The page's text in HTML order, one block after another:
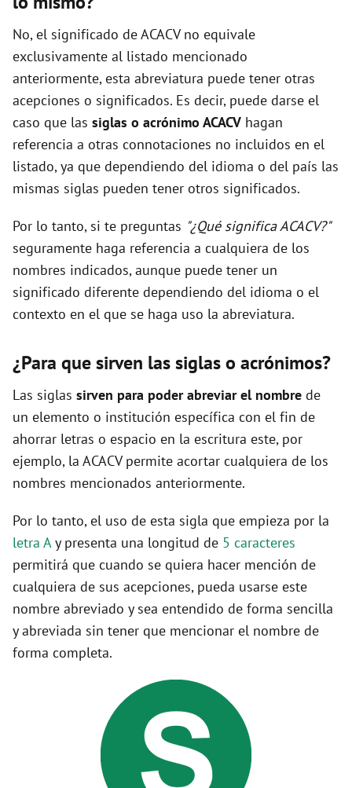
No, el significado de ACACV no equivale
exclusivamente al listado mencionado
anteriormente, esta abreviatura puede tener otras
acepciones o significados. Es decir, puede darse el
caso que las siglas o acrónimo ACACV hagan
referencia a otras connotaciones no incluidos en el
listado, ya que dependiendo del idioma o del país las
mismas siglas pueden tener otros significados.
Por lo tanto, si te preguntas "¿Qué significa ACACV?"
seguramente haga referencia a cualquiera de los
nombres indicados, aunque puede tener un
significado diferente dependiendo del idioma o el
contexto en el que se haga uso la abreviatura.
¿Para que sirven las siglas o acrónimos?
Las siglas sirven para poder abreviar el nombre de
un elemento o institución específica con el fin de
ahorrar letras o espacio en la escritura este, por
ejemplo, la ACACV permite acortar cualquiera de los
nombres mencionados anteriormente.
Por lo tanto, el uso de esta sigla que empieza por la
letra Ay presenta una longitud de 5 caracteres
permitirá que cuando se quiera hacer mención de
cualquiera de sus acepciones, pueda usarse este
nombre abreviado y sea entendido de forma sencilla
y abreviada sin tener que mencionar el nombre de
forma completa.